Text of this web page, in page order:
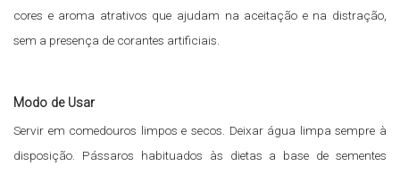
cores e aroma atrativos que ajudam na aceitação e na distração,
sem a presença de corantes artificiais.
Modo de Usar
Servir em comedouros limpos e secos. Deixar água limpa sempre à
disposição. Pássaros habituados às dietas a base de sementes